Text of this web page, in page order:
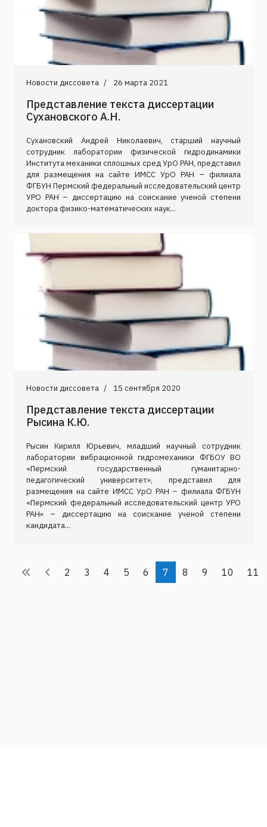
Новости диссовета 26 марта 2021
Представление текста диссертации
Сухановского А.Н.
Сухановский Андрей Николаевич, старший научный
сотрудник лаборатории физической гидродинамики
Института механики сплошных сред УрО РАН, представил
для размещения на сайте ИМСС УрО РАН – филиала
ФГБУН Пермский федеральный исследовательский центр
УРО РАН – диссертацию на соискание ученой степени
доктора физико-математических наук...
Новости диссовета 15 сентября 2020
Представление текста диссертации
Рысина К.Ю.
Рысин Кирилл Юрьевич, младший научный сотрудник
лаборатории вибрационной гидромеханики ФГБОУ ВО
«Пермский государственный гуманитарно-
педагогический университет», представил для
размещения на сайте ИМСС УрО РАН – филиала ФГБУН
«Пермский федеральный исследовательский центр УРО
РАН» – диссертацию на соискание ученой степени
кандидата...
2 3 4 5 6 7 8 9 10 11